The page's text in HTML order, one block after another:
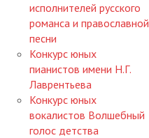
исполнителей русского
романса и православной
песни
Конкурс юных
пианистов имени Н.Г.
Лаврентьева
Конкурс юных
вокалистов Волшебный
голос детства